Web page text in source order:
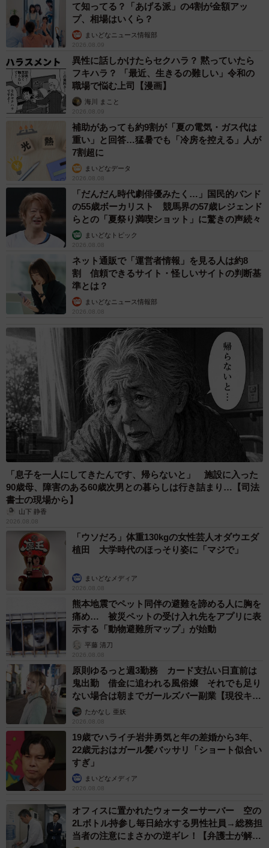
て知ってる？「あげる派」の4割が金額アッ
プ、相場はいくら？
まいどなニュース情報部
2026.08.09
異性に話しかけたらセクハラ？ 黙っていたら
フキハラ？ 「最近、生きるの難しい」令和の
職場で悩む上司【漫画】
海川 まこと
2026.08.09
補助があっても約9割が「夏の電気・ガス代は
重い」と回答…猛暑でも「冷房を控える」人が
7割超に
まいどなデータ
2026.08.08
「だんだん時代劇俳優みたく…」国民的バンド
の55歳ボーカリスト 競馬界の57歳レジェンド
らとの「夏祭り満喫ショット」に驚きの声続々
まいどなトピック
2026.08.08
ネット通販で「運営者情報」を見る人は約8
割 信頼できるサイト・怪しいサイトの判断基
準とは？
まいどなニュース情報部
2026.08.08
「息子を一人にしてきたんです、帰らないと」 施設に入った
90歳母、障害のある60歳次男との暮らしは行き詰まり…【司法
書士の現場から】
山下 静香
2026.08.08
「ウソだろ」体重130kgの女性芸人オダウエダ
植田 大学時代のほっそり姿に「マジで」
まいどなメディア
2026.08.08
熊本地震でペット同伴の避難を諦める人に胸を
痛め… 被災ペットの受け入れ先をアプリに表
示する「動物避難所マップ」が始動
平藤 清刀
2026.08.08
原則ゆるっと週3勤務 カード支払い日直前は
鬼出勤 借金に追われる風俗嬢 それでも足り
ない場合は朝までガールズバー副業【現役キャ
ストに取材】
たかなし 亜妖
2026.08.08
19歳でハライチ岩井勇気と年の差婚から3年、
22歳元おはガール髪バッサリ「ショート似合い
すぎ」
まいどなメディア
2026.08.08
オフィスに置かれたウォーターサーバー 空の
2Lボトル持参し毎日給水する男性社員→総務担
当者の注意にまさかの逆ギレ！【弁護士が解